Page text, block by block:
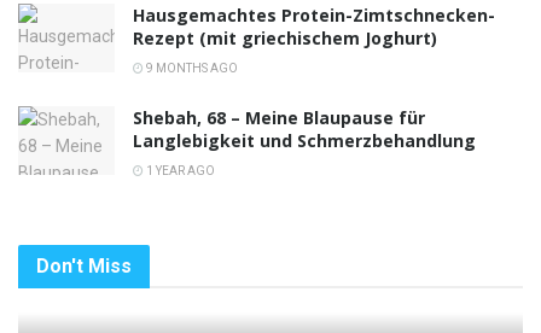
Hausgemachtes Protein-Zimtschnecken-
Rezept (mit griechischem Joghurt)
9 MONTHS AGO
Shebah, 68 – Meine Blaupause für
Langlebigkeit und Schmerzbehandlung
1 YEAR AGO
Don't Miss